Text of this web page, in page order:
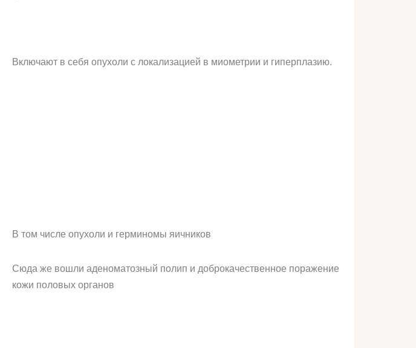
Включают в себя опухоли с локализацией в миометрии и гиперплазию.
В том числе опухоли и герминомы яичников
Сюда же вошли аденоматозный полип и доброкачественное поражение
кожи половых органов